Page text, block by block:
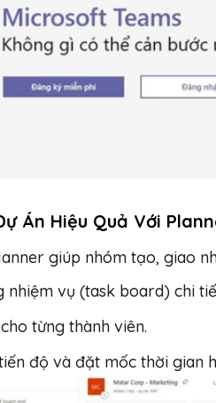
Án Hiệu Quả Với
giúp nhóm tạo, giao
nhiệm vụ (task board) chi
từng thành viên.
độ và đặt mốc thời gian